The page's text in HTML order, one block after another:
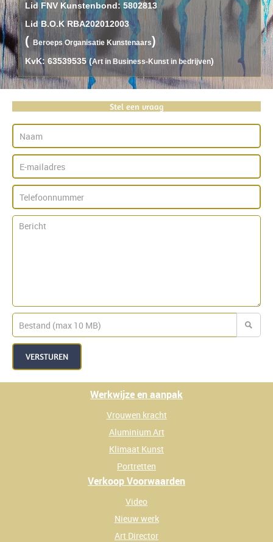
Lid FNV Kunstenbond: 5802813
Lid B.O.K RBA202012003
(BeroepsOrganisatie Kunstenaars)
KvK: 63539535 (Art in Business-Kunst in bedrijven)
Stel een vraag
VERSTUREN
Werkwijze en aanpak
Vrouwen kracht
Aluminium Art
Klimaat Kunst
Portretten
Verkoop Voorwaarden
Video
Nieuw werk
Art Director